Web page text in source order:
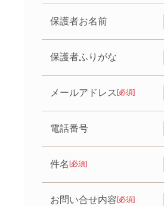
保護者お名前
保護者ふりがな
メールアドレス [必須]
電話番号
件名 [必須]
お問い合せ内容 [必須]